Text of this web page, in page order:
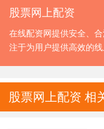
股票网上配资
在线配资网提供安全、
注于为用户提供高效的
股票网上配资 相